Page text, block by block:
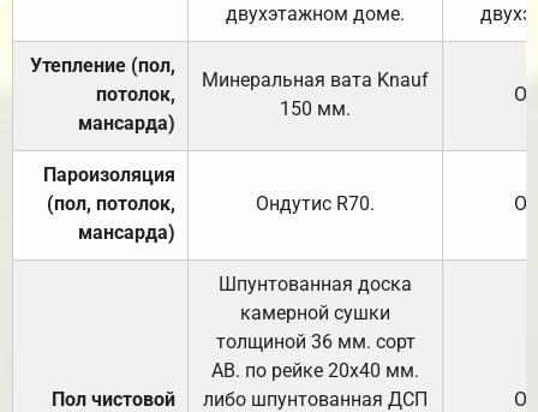
двухэтажном доме.
Утепление (пол,
потолок,
мансарда)
Минеральная вата Knauf
150 мм.
Пароизоляция
(пол, потолок,
мансарда)
Ондутис R70.
Пол чистовой
Шпунтованная доска
камерной сушки
толщиной 36 мм. сорт
АВ. по рейке 20х40 мм.
либо шпунтованная ДСП